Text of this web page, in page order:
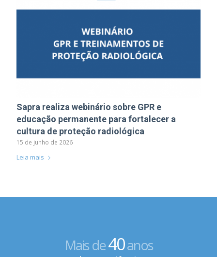
Sapra realiza webinário sobre GPR e
educação permanente para fortalecer a
cultura de proteção radiológica
15 de junho de 2026
Leia mais
Mais de40anos